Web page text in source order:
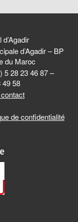
d’Agadir – BP
du Maroc
5 28 23 46 87 –
49 58
de confidentialité